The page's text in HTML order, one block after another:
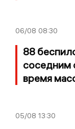
06/08 08:30
88
соседним
время
05/08 13:30